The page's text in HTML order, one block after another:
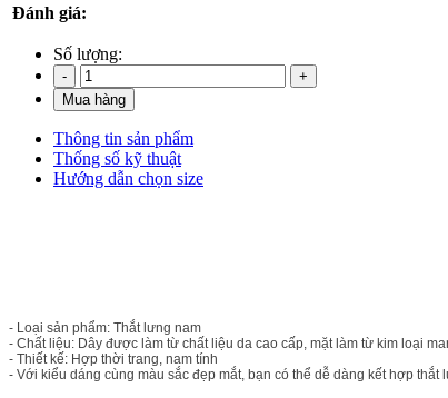
Đánh giá:
Số lượng:
Thông tin sản phẩm
Thống số kỹ thuật
Hướng dẫn chọn size
- Loại sản phẩm: Thắt lưng nam
- Chất liệu: Dây được làm từ chất liệu da cao cấp, mặt làm từ kim loại
- Thiết kế: Hợp thời trang, nam tính
- Với kiểu dáng cùng màu sắc đẹp mắt, bạn có thể dễ dàng kết hợp